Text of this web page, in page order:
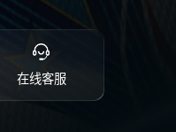
在线客服